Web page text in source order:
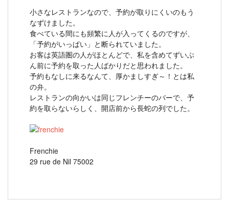
小さなレストランなので、予約が取りにくいのもう
なずけました。
食べている間にも頻繁に人が入ってくるのですが、
「予約がいっぱい」と断られていました。
お客は英語圏の人がほとんどで、私を含めてずいぶ
ん前に予約を取った人ばかりだと思われました。
予約もなしに来るなんて、厚かましすぎ～！とは私
の弁。
レストランの向かいは同じフレンチーのバーで、予
約を取らないらしく、開店前から長蛇の列でした。
Frenchie
29 rue de Nil 75002